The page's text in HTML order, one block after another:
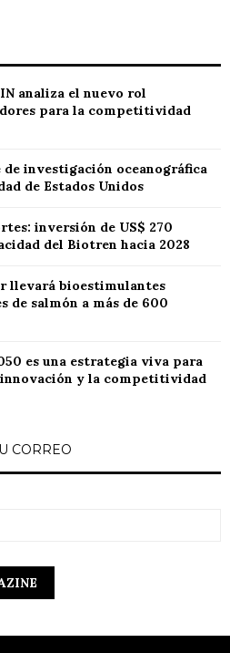
analiza el nuevo rol
para la competitividad
de investigación oceanográfica
de Estados Unidos
inversión de US$ 270
del Biotren hacia 2028
llevará bioestimulantes
de salmón a más de 600
es una estrategia viva para
y la competitividad
CORREO